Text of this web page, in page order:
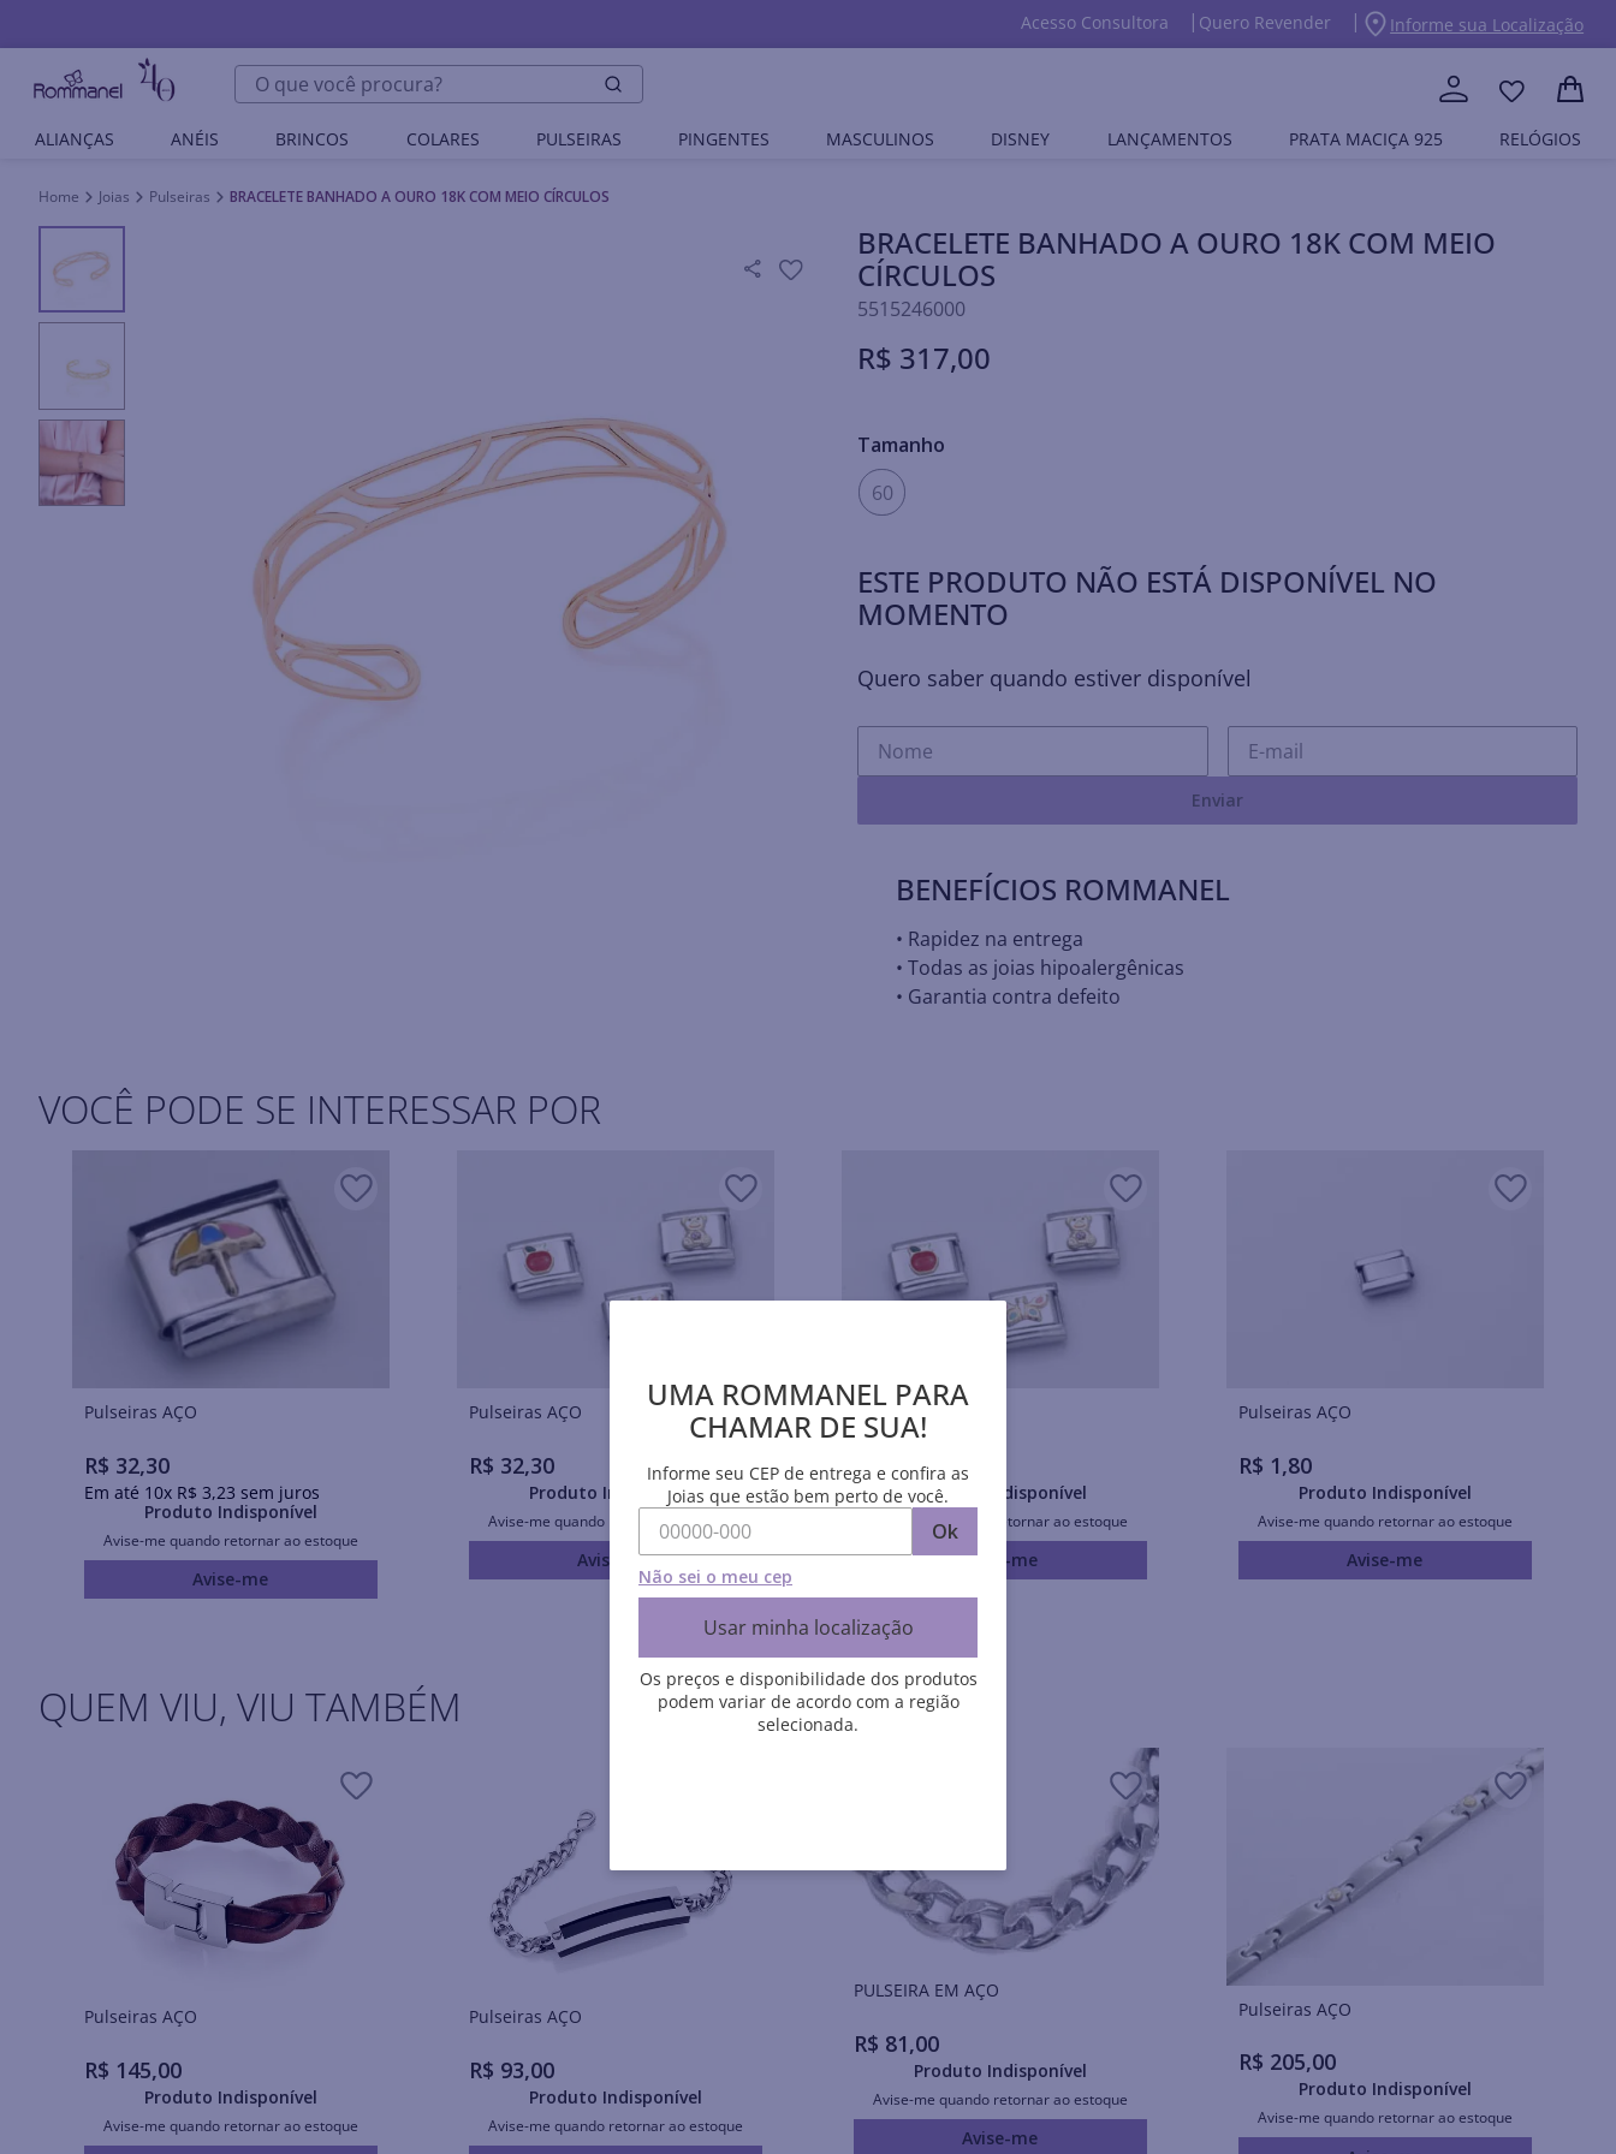
Acesso Consultora Quero Revender Informe sua Localização
O que você procura?
ALIANÇAS ANÉIS BRINCOS COLARES PULSEIRAS PINGENTES MASCULINOS DISNEY LANÇAMENTOS PRATA MACIÇA 925 RELÓGIOS
Joias Pulseiras BRACELETE BANHADO A OURO 18K COM MEIO CÍRCULOS
BRACELETE BANHADO A OURO 18K COM MEIO
CÍRCULOS
5515246000
R$ 317,00
Tamanho
60
ESTE PRODUTO NÃO ESTÁ DISPONÍVEL NO
MOMENTO
Quero saber quando estiver disponível
Enviar
BENEFÍCIOS ROMMANEL
• Rapidez na entrega
• Todas as joias hipoalergênicas
• Garantia contra defeito
VOCÊ PODE SE INTERESSAR POR
Pulseiras AÇO
R$ 32,30
Em até 10x R$ 3,23 sem juros
Produto Indisponível
Avise-me quando retornar ao estoque
Avise-me
Pulseiras AÇO
R$ 32,30
Produto Indisponível
Avise-me quando retornar ao estoque
Avise-me
Pulseiras AÇO
R$ 32,30
Produto Indisponível
Avise-me quando retornar ao estoque
Avise-me
Pulseiras AÇO
R$ 1,80
Produto Indisponível
Avise-me quando retornar ao estoque
Avise-me
QUEM VIU, VIU TAMBÉM
Pulseiras AÇO
R$ 145,00
Produto Indisponível
Avise-me quando retornar ao estoque
Pulseiras AÇO
R$ 93,00
Produto Indisponível
Avise-me quando retornar ao estoque
PULSEIRA EM AÇO
R$ 81,00
Produto Indisponível
Avise-me quando retornar ao estoque
Avise-me
Pulseiras AÇO
R$ 205,00
Produto Indisponível
Avise-me quando retornar ao estoque
UMA ROMMANEL PARA
CHAMAR DE SUA!
Informe seu CEP de entrega e confira as
Joias que estão bem perto de você.
Ok
Não sei o meu cep
Usar minha localização
Os preços e disponibilidade dos produtos
podem variar de acordo com a região
selecionada.